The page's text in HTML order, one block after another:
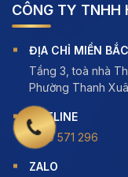
CÔNG TY TNHH
ĐỊA CHỈ MIỀN BẮC
Tầng 3, toà nhà
Phường Thanh
HOTLINE
1900 571 296
ZALO